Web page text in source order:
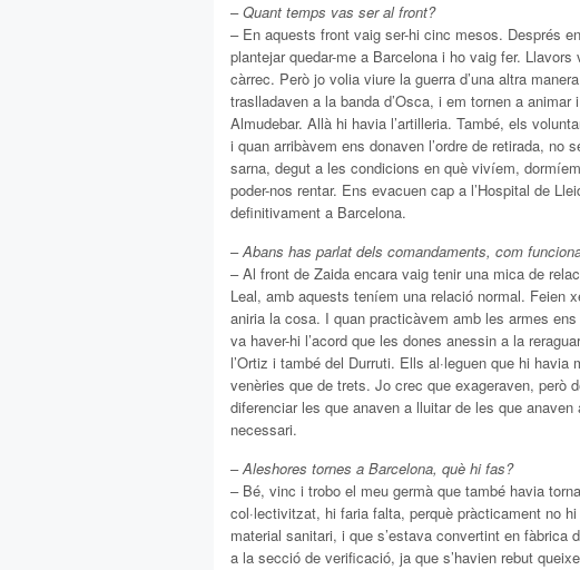
–Quant temps vas ser al front?
– En aquests front vaig ser-hi cinc mesos. Després
plantejar quedar-me a Barcelona i ho vaig fer.
càrrec. Però jo volia viure la guerra d’una altra
traslladaven a la banda d’Osca, i em tornen a
Almudebar. Allà hi havia l’artilleria. També, els
i quan arribàvem ens donaven l’ordre de retirada,
sarna, degut a les condicions en què vivíem,
poder-nos rentar. Ens evacuen cap a l’Hospital de
definitivament a Barcelona.
–Abans has parlat dels comandaments, com
– Al front de Zaida encara vaig tenir una mica de
Leal, amb aquests teníem una relació normal. Feien
aniria la cosa. I quan practicàvem amb les armes
va haver-hi l’acord que les dones anessin a la
l’Ortiz i també del Durruti. Ells al·leguen que hi
venèries que de trets. Jo crec que exageraven, però
diferenciar les que anaven a lluitar de les que
necessari.
–Aleshores tornes a Barcelona, què hi fas?
– Bé, vinc i trobo el meu germà que també havia
col·lectivitzat, hi faria falta, perquè pràcticament no
material sanitari, i que s’estava convertint en fàbrica
a la secció de verificació, ja que s’havien rebut